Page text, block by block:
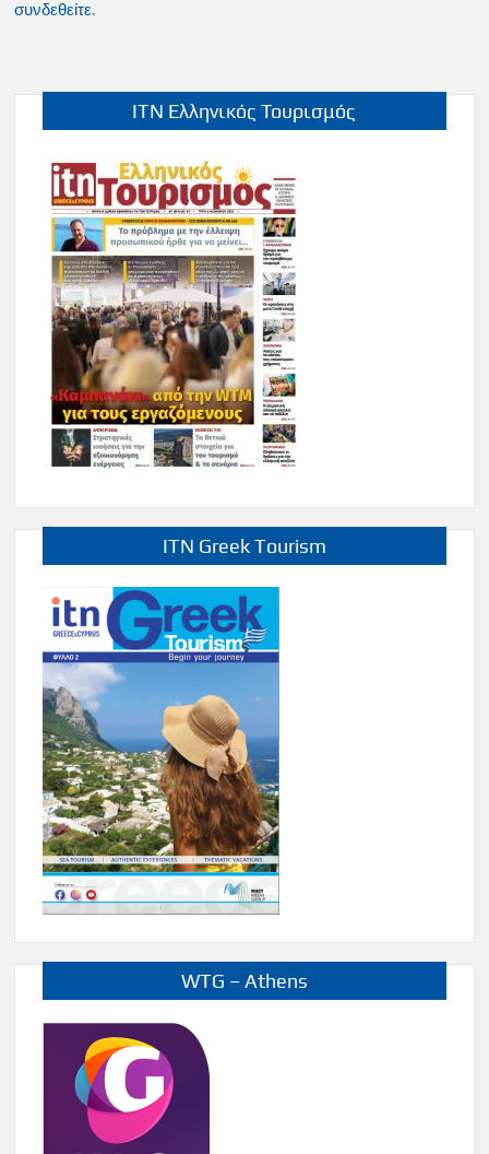
συνδεθείτε.
ITN Ελληνικός Τουρισμός
ITN Greek Tourism
WTG – Athens